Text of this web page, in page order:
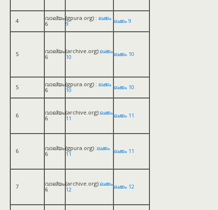
4
വാല്യം
6
(gpura.org) : ലക്കം
9
ലക്കം 9
5
വാല്യം
6
(archive.org):ലക്കം
10
ലക്കം 10
5
വാല്യം
6
(gpura.org) : ലക്കം
10
ലക്കം 10
6
വാല്യം
6
(archive.org):ലക്കം
11
ലക്കം 11
6
വാല്യം
6
(gpura.org) :ലക്കം
11
ലക്കം 11
7
വാല്യം
6
(archive.org):ലക്കം
12
ലക്കം 12